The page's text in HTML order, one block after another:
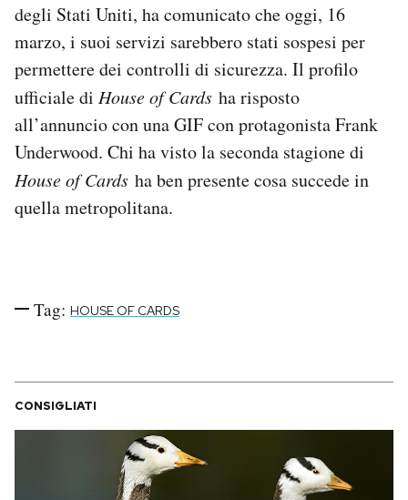
CALENDARIO
AREA PERSONALE
Area Personale
Newsletter
Notifiche mobile
Regala il Post
Hai bisogno di aiuto?
degli Stati Uniti, ha comunicato che oggi, 16
marzo, i suoi servizi sarebbero stati sospesi per
permettere dei controlli di sicurezza. Il profilo
ufficiale di House of Cards ha risposto
all’annuncio con una GIF con protagonista Frank
Underwood. Chi ha visto la seconda stagione di
House of Cards ha ben presente cosa succede in
quella metropolitana.
Tag: HOUSE OF CARDS
CONSIGLIATI